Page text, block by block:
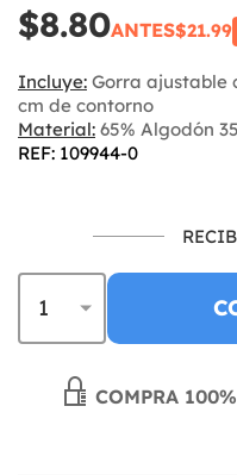
$8.80ANTES$21.99
Incluye: Gorra ajustable
cm de contorno
Material: 65% Algodón
REF: 109944-0
COMPRA